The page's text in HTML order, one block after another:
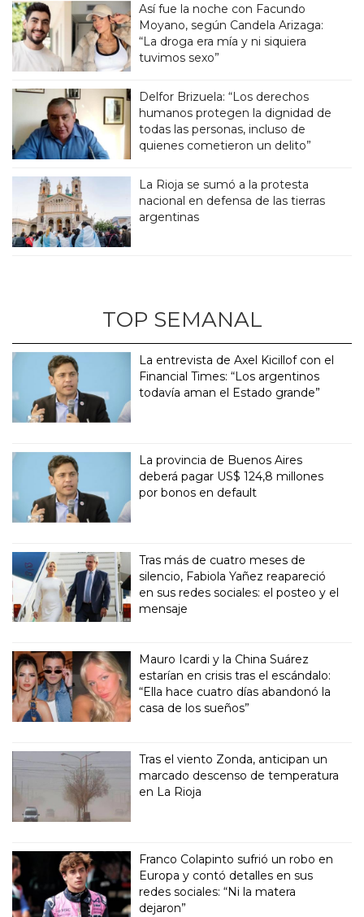
Así fue la noche con Facundo
Moyano, según Candela Arizaga:
“La droga era mía y ni siquiera
tuvimos sexo”
Delfor Brizuela: “Los derechos
humanos protegen la dignidad de
todas las personas, incluso de
quienes cometieron un delito”
La Rioja se sumó a la protesta
nacional en defensa de las tierras
argentinas
TOP SEMANAL
La entrevista de Axel Kicillof con el
Financial Times: “Los argentinos
todavía aman el Estado grande”
La provincia de Buenos Aires
deberá pagar US$ 124,8 millones
por bonos en default
Tras más de cuatro meses de
silencio, Fabiola Yañez reapareció
en sus redes sociales: el posteo y el
mensaje
Mauro Icardi y la China Suárez
estarían en crisis tras el escándalo:
“Ella hace cuatro días abandonó la
casa de los sueños”
Tras el viento Zonda, anticipan un
marcado descenso de temperatura
en La Rioja
Franco Colapinto sufrió un robo en
Europa y contó detalles en sus
redes sociales: “Ni la matera
dejaron”